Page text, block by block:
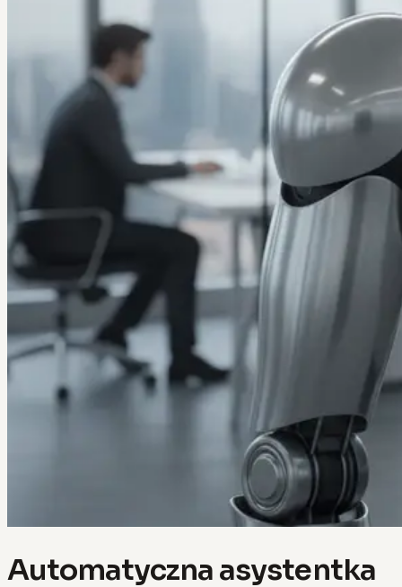
Automatyczna asystentka